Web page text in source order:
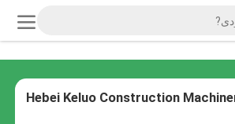
Hebei Keluo Construction